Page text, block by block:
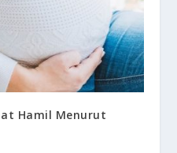
Hamil Menurut